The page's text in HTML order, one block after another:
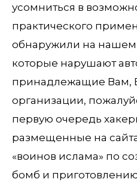
усомниться в
практического
обнаружили на нашем
которые нарушают
принадлежащие Вам,
организации,
первую очередь
размещенные на
«воинов ислама» по
бомб и